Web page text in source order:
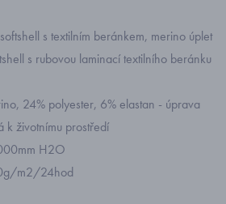
s textilním beránkem, merino úplet
s rubovou laminací textilního beránku
24% polyester, 6% elastan - úprava
k životnímu prostředí
H2O
m2/24hod